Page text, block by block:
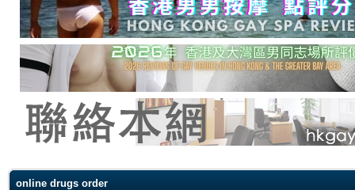
online drugs order